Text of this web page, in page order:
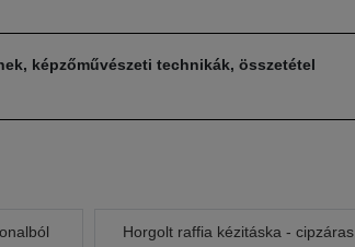
képzőművészeti technikák, összetétel
Horgolt raffia kézitáska - cipzáras,